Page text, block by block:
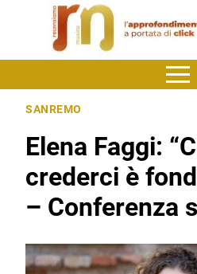
SANREMO
Elena Faggi:
crederci è
– Conferenza